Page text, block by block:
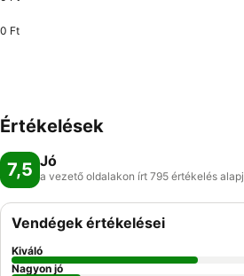
0 Ft
Értékelések
7,5 Jó
a vezető oldalakon írt 795 értékelés
Vendégek értékelései
Kiváló
Nagyon jó